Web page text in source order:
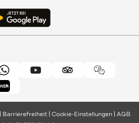
Barrierefreiheit Cookie-Einstellungen AGB